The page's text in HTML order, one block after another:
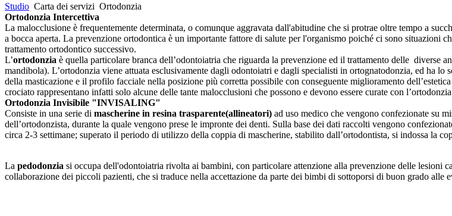
Studio Carta dei servizi Ortodonzia
Ortodonzia Intercettiva
La malocclusione è frequentemente determinata, o comunque aggravata dall'abitudine che si protrae oltre tempo a
a bocca aperta. La prevenzione ortodontica è un importante fattore di salute per l'organismo poiché ci sono situazioni
trattamento ortodontico successivo.
L’ortodonzia è quella particolare branca dell’odontoiatria che riguarda la prevenzione ed il trattamento delle diverse
mandibola). L’ortodonzia viene attuata esclusivamente dagli odontoiatri e dagli specialisti in ortognatodonzia, ed ha
della masticazione e il profilo facciale nella posizione più corretta possibile con conseguente miglioramento
crociato rappresentano infatti solo alcune delle tante malocclusioni che possono e devono essere curate con l’ortodonzia
Ortodonzia Invisibile "INVISALING"
Consiste in una serie di mascherine in resina trasparente(allineatori) ad uso medico che vengono confezionate su
dell’ortodonzista, durante la quale vengono prese le impronte dei denti. Sulla base dei dati raccolti vengono
circa 2-3 settimane; superato il periodo di utilizzo della coppia di mascherine, stabilito dall’ortodontista, si indossa la
La pedodonzia si occupa dell'odontoiatria rivolta ai bambini, con particolare attenzione alla prevenzione delle lesioni
collaborazione dei piccoli pazienti, che si traduce nella accettazione da parte dei bimbi di sottoporsi di buon grado alle